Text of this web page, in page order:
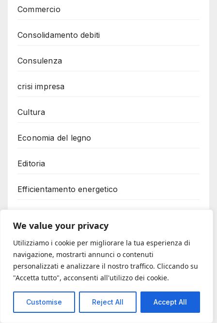
We value your privacy
Utilizziamo i cookie per migliorare la tua esperienza di
navigazione, mostrarti annunci o contenuti
personalizzati e analizzare il nostro traffico. Cliccando su
"Accetta tutto", acconsenti all'utilizzo dei cookie.
Customise Reject All Accept All
Commercio
Consolidamento debiti
Consulenza
crisi impresa
Cultura
Economia del legno
Editoria
Efficientamento energetico
Export
Factoring
Fermo amministrativo